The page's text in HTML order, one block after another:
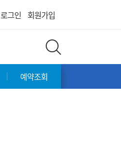
로그인 회원가입
예약조회